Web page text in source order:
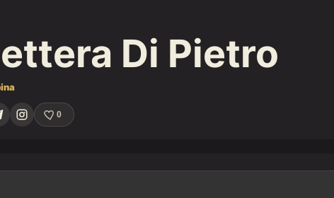
Di Pietro
0